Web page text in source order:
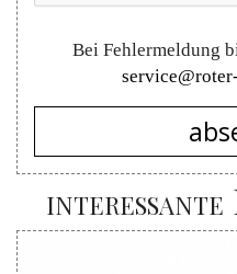
Bei Fehlermeldung
interessante